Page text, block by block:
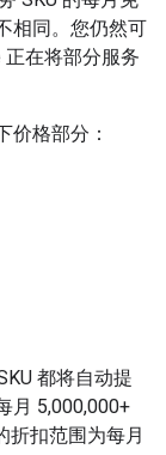
相同。您仍然可
在将部分服务
价格部分：
都将自动提
月 5,000,000+
折扣范围为每月